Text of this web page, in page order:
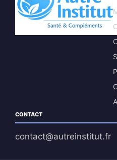
CONTACT
contact@autreinstitut.fr